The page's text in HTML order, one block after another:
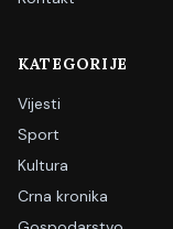
KATEGORIJE
Vijesti
Sport
Kultura
Crna kronika